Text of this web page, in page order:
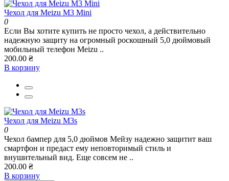
Чехол для Meizu M3 Mini
0
Если Вы хотите купить не просто чехол, а действительно
надежную защиту на огромный роскошный 5,0 дюймовый
мобильный телефон Meizu ..
200.00 ₴
В корзину
Чехол для Meizu M3s
0
Чехол бампер для 5,0 дюймов Мейзу надежно защитит ваш
смартфон и предаст ему неповторимый стиль и
внушительный вид. Еще совсем не ..
200.00 ₴
В корзину